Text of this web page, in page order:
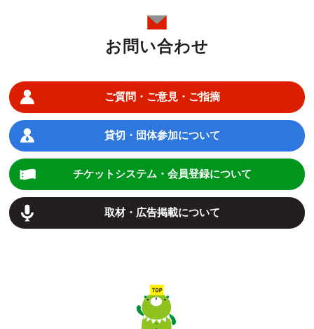
お問い合わせ
ご質問・ご意見・ご指摘
貸切・団体参加について
チケットシステム・会員登録について
取材・広告掲載について